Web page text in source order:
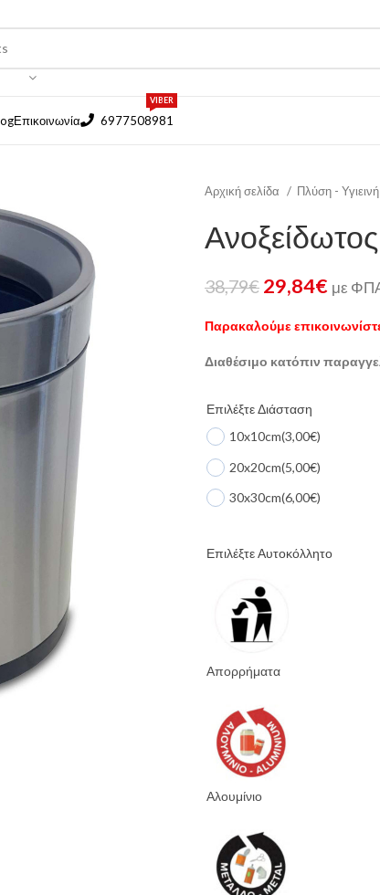
Επικοινωνία 6977508981
VIBER
Αρχική σελίδα Πλύση - Υγιεινή
38,79€ 29,84€ με
Παρακαλούμε
Διαθέσιμο κατόπιν
Επιλέξτε Διάσταση
10x10cm(3,00€)
20x20cm(5,00€)
30x30cm(6,00€)
Επιλέξτε Αυτοκόλλητο
Απορρήματα
Αλουμίνιο